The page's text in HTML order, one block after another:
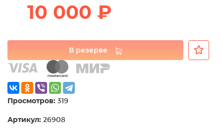
10 000 ₽
В резерве
Просмотров: 319
Артикул: 26908